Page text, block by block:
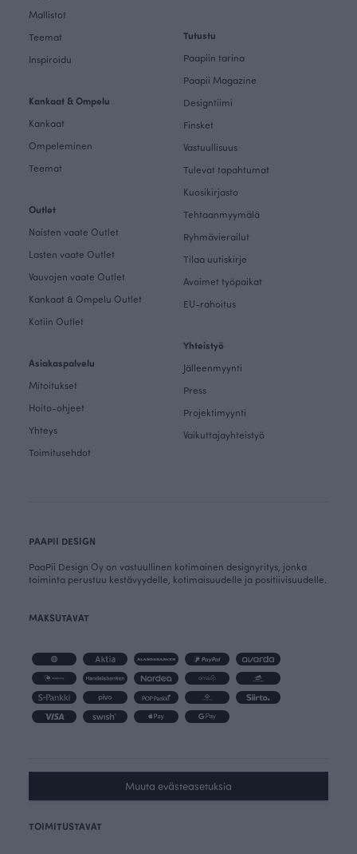
Mallistot
Teemat
Inspiroidu
Kankaat & Ompelu
Kankaat
Ompeleminen
Teemat
Outlet
Naisten vaate Outlet
Lasten vaate Outlet
Vauvojen vaate Outlet
Kankaat & Ompelu Outlet
Kotiin Outlet
Asiakaspalvelu
Mitoitukset
Hoito-ohjeet
Yhteys
Toimitusehdot
Tutustu
Paapiin tarina
Paapii Magazine
Designtiimi
Finsket
Vastuullisuus
Tulevat tapahtumat
Kuosikirjasto
Tehtaanmyymälä
Ryhmävierailut
Tilaa uutiskirje
Avoimet työpaikat
EU-rahoitus
Yhteistyö
Jälleenmyynti
Press
Projektimyynti
Vaikuttajayhteistyö
PAAPII DESIGN
PaaPii Design Oy on vastuullinen kotimainen designyritys, jonka
toiminta perustuu kestävyydelle, kotimaisuudelle ja positiivisuudelle.
MAKSUTAVAT
Muuta evästeasetuksia
TOIMITUSTAVAT